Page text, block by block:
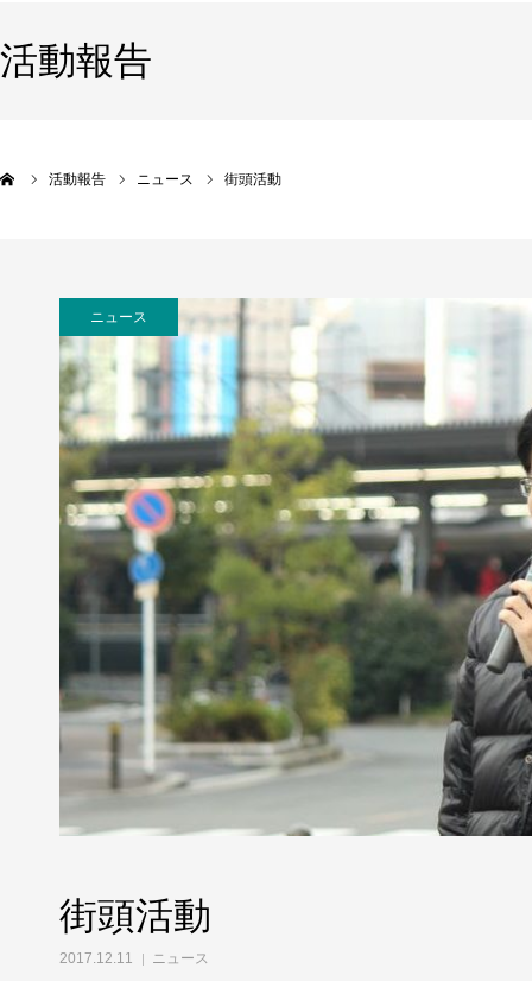
活動報告
活動報告 ニュース 街頭活動
ニュース
街頭活動
2017.12.11 ニュース